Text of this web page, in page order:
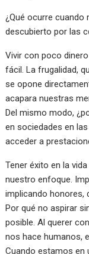
¿Qué ocurre cuando
descubierto por las
Vivir con poco
fácil. La frugalidad,
se opone
acapara nuestras
Del mismo modo,
en sociedades en
acceder a
Tener éxito en la
nuestro enfoque.
implicando honores,
Por qué no aspirar
posible. Al querer
nos hace humanos,
Cuando estamos en